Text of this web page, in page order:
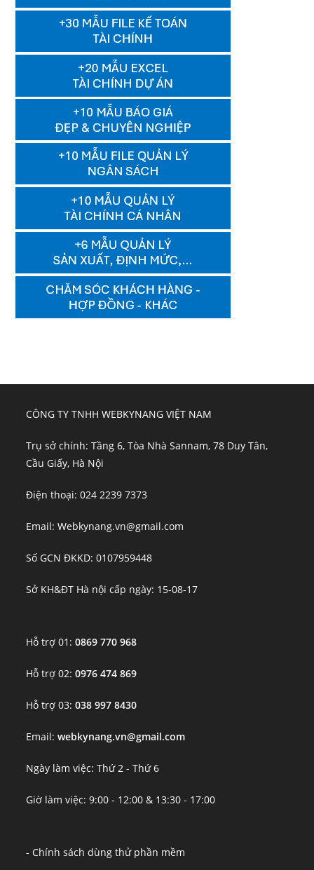
CÔNG TY TNHH WEBKYNANG VIỆT NAM
Trụ sở chính: Tầng 6, Tòa Nhà Sannam, 78 Duy Tân,
Cầu Giấy, Hà Nội
Điện thoại: 024 2239 7373
Email: Webkynang.vn@gmail.com
Số GCN ĐKKD: 0107959448
Sở KH&ĐT Hà nội cấp ngày: 15-08-17
Hỗ trợ 01:0869 770 968
Hỗ trợ 02:0976 474 869
Hỗ trợ 03:038 997 8430
Email:webkynang.vn@gmail.com
Ngày làm việc: Thứ 2 - Thứ 6
Giờ làm việc: 9:00 - 12:00 & 13:30 - 17:00
- Chính sách dùng thử phần mềm